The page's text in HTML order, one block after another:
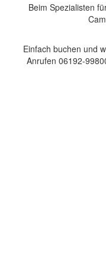
Beim Spezialisten
Einfach buchen und
Anrufen 06192-